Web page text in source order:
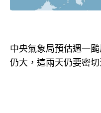
中央氣象局預估週一
仍大，這兩天仍要密切